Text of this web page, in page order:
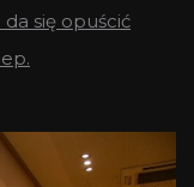
da się opuścić